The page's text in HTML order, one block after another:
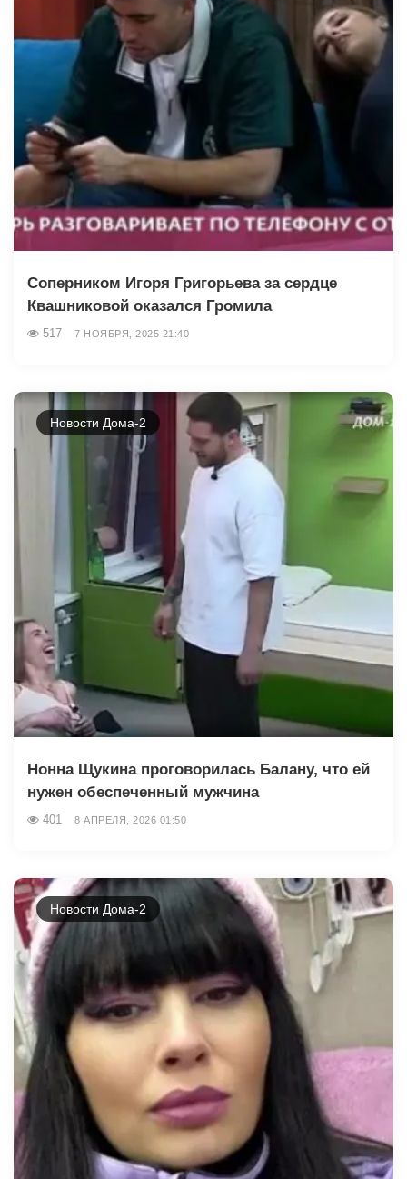
Соперником Игоря Григорьева за сердце
Квашниковой оказался Громила
517 7 НОЯБРЯ, 2025 21:40
Новости Дома-2
Нонна Щукина проговорилась Балану, что ей
нужен обеспеченный мужчина
401 8 АПРЕЛЯ, 2026 01:50
Новости Дома-2